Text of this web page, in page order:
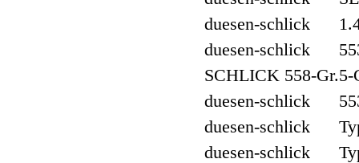
duesen-schlick
duesen-schlick
SCHLICK 558-Gr.5-
duesen-schlick
duesen-schlick
duesen-schlick